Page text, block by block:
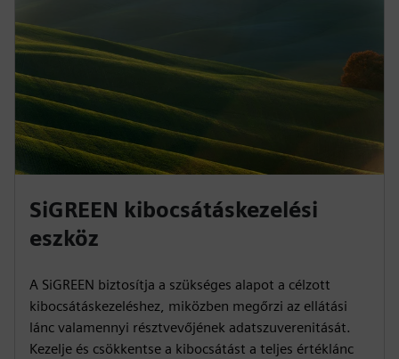
SiGREEN kibocsátáskezelési
eszköz
A SiGREEN biztosítja a szükséges alapot a célzott
kibocsátáskezeléshez, miközben megőrzi az ellátási
lánc valamennyi résztvevőjének adatszuverenitását.
Kezelje és csökkentse a kibocsátást a teljes értéklánc